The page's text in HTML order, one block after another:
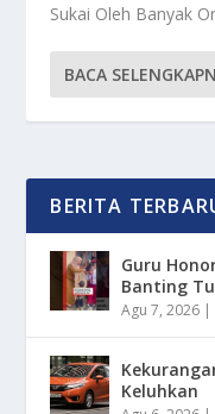
Sukai Oleh Banyak
BACA
BERITA
Guru
Banting
Agu 7, 2026 |
Keluhkan